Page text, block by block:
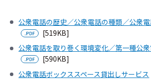
公衆電話の歴史／公衆電話の種類／公衆
[519KB]
公衆電話を取り巻く環境変化／第一種公
[590KB]
公衆電話ボックススペース貸出しサービス